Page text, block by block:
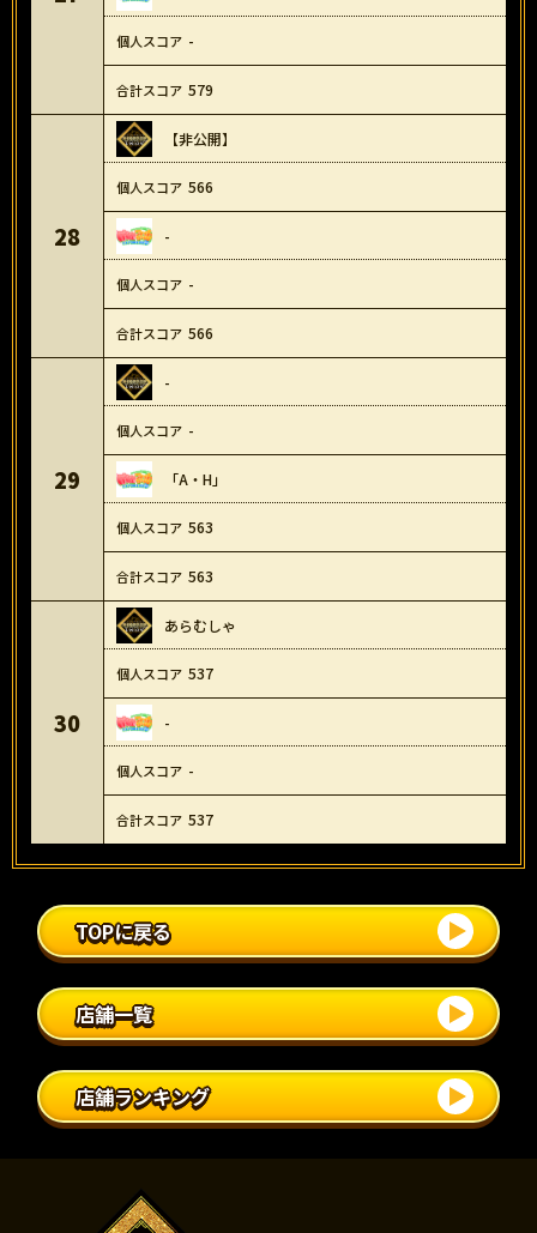
-
579
28
【非公開】
566
-
-
566
29
-
-
「A・H」
563
563
30
あらむしゃ
537
-
-
537
TOPに戻る
店舗一覧
店舗ランキング